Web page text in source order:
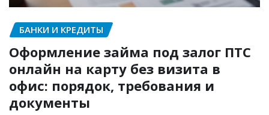
БАНКИ И КРЕДИТЫ
Оформление займа под залог ПТС
онлайн на карту без визита в
офис: порядок, требования и
документы